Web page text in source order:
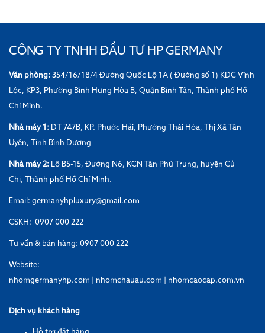
CÔNG TY TNHH ĐẦU TƯ HP GERMANY
Văn phòng: 354/16/18/4 Đường Quốc Lộ 1A ( Đường số 1) KDC Vĩnh
Lộc, KP3, Phường Bình Hưng Hòa B, Quận Bình Tân, Thành phố Hồ
Chí Minh.
Nhà máy 1: DT 747B, KP. Phước Hải, Phường Thái Hòa, Thị Xã Tân
Uyên, Tỉnh Bình Dương
Nhà máy 2: Lô B5-15, Đường N6, KCN Tân Phú Trung, huyện Củ
Chi, Thành phố Hồ Chí Minh.
Email: germanyhpluxury@gmail.com
CSKH: 0907 000 222
Tư vấn & bán hàng: 0907 000 222
Website:
nhomgermanyhp.com
nhomchauau.com nhomcaocap.com.vn
Dịch vụ khách hàng